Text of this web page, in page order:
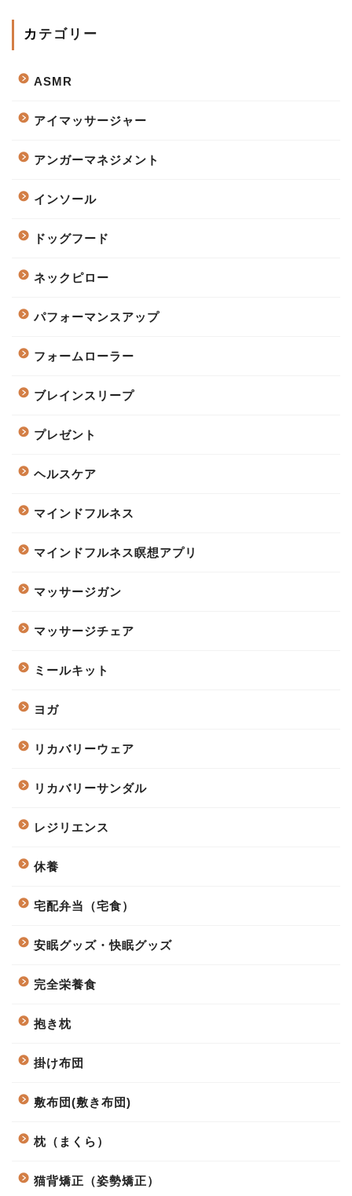
カテゴリー
ASMR
アイマッサージャー
アンガーマネジメント
インソール
ドッグフード
ネックピロー
パフォーマンスアップ
フォームローラー
ブレインスリープ
プレゼント
ヘルスケア
マインドフルネス
マインドフルネス瞑想アプリ
マッサージガン
マッサージチェア
ミールキット
ヨガ
リカバリーウェア
リカバリーサンダル
レジリエンス
休養
宅配弁当（宅食）
安眠グッズ・快眠グッズ
完全栄養食
抱き枕
掛け布団
敷布団(敷き布団)
枕（まくら）
猫背矯正（姿勢矯正）